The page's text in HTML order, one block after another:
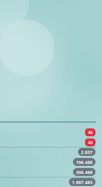
9s
9s
2.837
106.488
306.498
1.987.483